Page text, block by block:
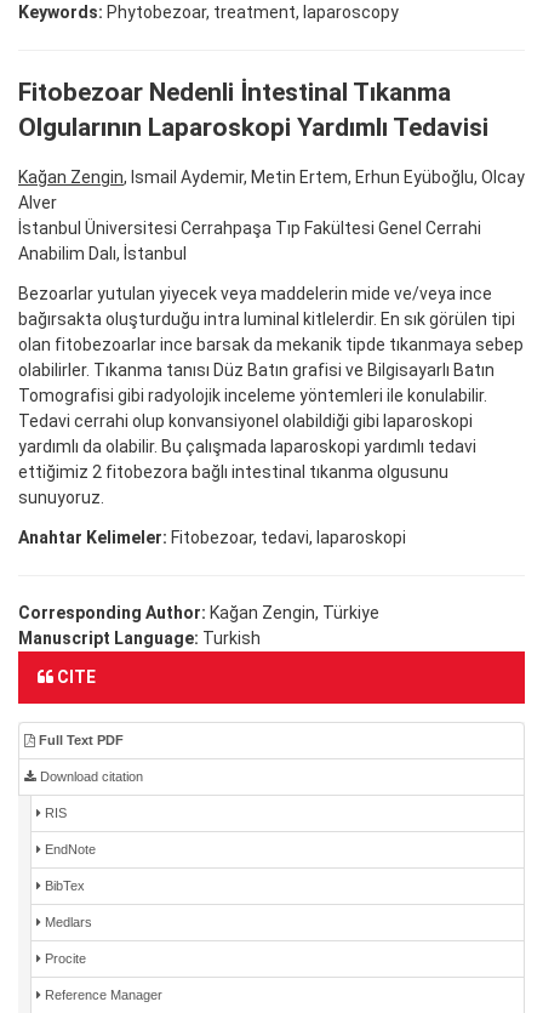
Keywords: Phytobezoar, treatment, laparoscopy
Fitobezoar Nedenli İntestinal Tıkanma
Olgularının Laparoskopi Yardımlı Tedavisi
Kağan Zengin, Ismail Aydemir, Metin Ertem, Erhun Eyüboğlu, Olcay
Alver
İstanbul Üniversitesi Cerrahpaşa Tıp Fakültesi Genel Cerrahi
Anabilim Dalı, İstanbul
Bezoarlar yutulan yiyecek veya maddelerin mide ve/veya ince
bağırsakta oluşturduğu intra luminal kitlelerdir. En sık görülen tipi
olan fitobezoarlar ince barsak da mekanik tipde tıkanmaya sebep
olabilirler. Tıkanma tanısı Düz Batın grafisi ve Bilgisayarlı Batın
Tomografisi gibi radyolojik inceleme yöntemleri ile konulabilir.
Tedavi cerrahi olup konvansiyonel olabildiği gibi laparoskopi
yardımlı da olabilir. Bu çalışmada laparoskopi yardımlı tedavi
ettiğimiz 2 fitobezora bağlı intestinal tıkanma olgusunu
sunuyoruz.
Anahtar Kelimeler: Fitobezoar, tedavi, laparoskopi
Corresponding Author: Kağan Zengin, Türkiye
Manuscript Language: Turkish
CITE
Full Text PDF
Download citation
RIS
EndNote
BibTex
Medlars
Procite
Reference Manager